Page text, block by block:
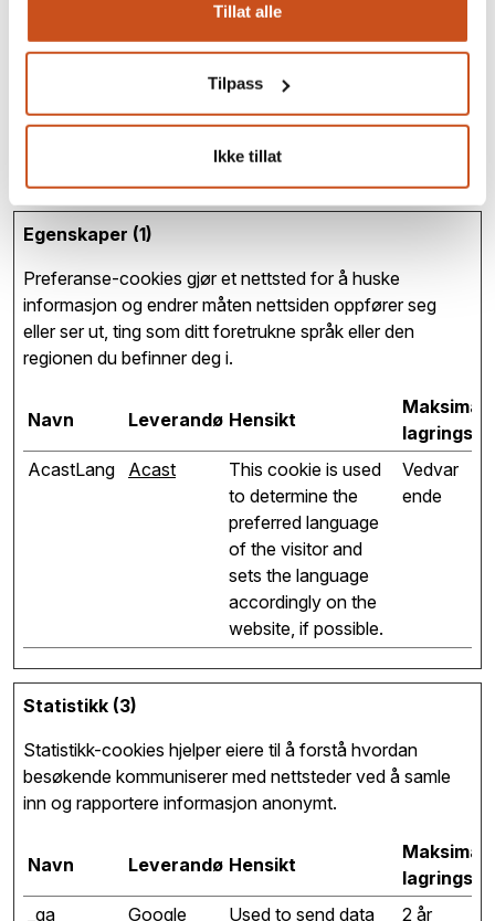
Tillat alle
Tilpass
Ikke tillat
accepted the cookie
consent box. This
ensures that the
will not be presented
again upon re-entry.
Egenskaper (1)
Preferanse-cookies gjør et nettsted for å huske
informasjon og endrer måten nettsiden oppfører seg
eller ser ut, ting som ditt foretrukne språk eller den
regionen du befinner deg i.
Navn LeverandørHensikt
Maksimal
AcastLang
Acast
This cookie is used
to determine the
preferred language
of the visitor and
sets the language
accordingly on the
website, if possible.
Vedvar
ende
Statistikk (3)
Statistikk-cookies hjelper eiere til å forstå hvordan
besøkende kommuniserer med nettsteder ved å samle
inn og rapportere informasjon anonymt.
Navn LeverandørHensikt
Maksimal
_ga
Google
Used to send data
2 år